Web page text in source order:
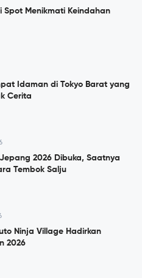
Spot Menikmati Keindahan
Idaman di Tokyo Barat yang
Cerita
2026 Dibuka, Saatnya
Tembok Salju
Ninja Village Hadirkan
2026